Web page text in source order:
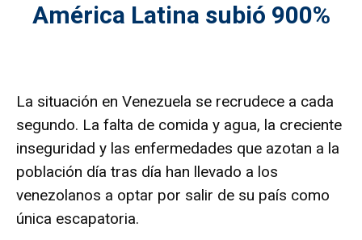
América Latina subió 900%
La situación en Venezuela se recrudece a cada
segundo. La falta de comida y agua, la creciente
inseguridad y las enfermedades que azotan a la
población día tras día han llevado a los
venezolanos a optar por salir de su país como
única escapatoria.